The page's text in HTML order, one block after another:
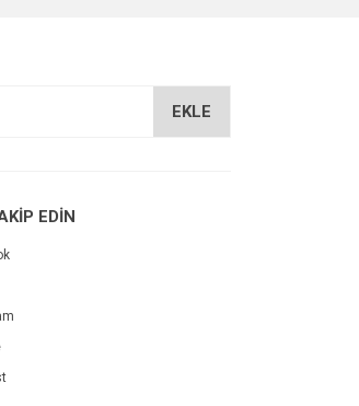
EKLE
EDİN